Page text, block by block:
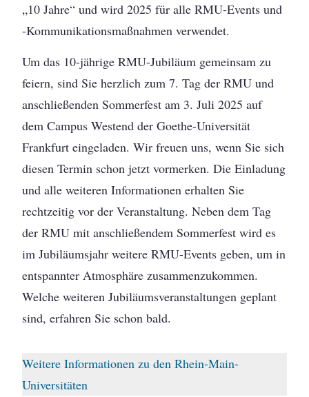
„10 Jahre“ und wird 2025 für alle RMU-Events und
-Kommunikationsmaßnahmen verwendet.
Um das 10-jährige RMU-Jubiläum gemeinsam zu
feiern, sind Sie herzlich zum 7. Tag der RMU und
anschließenden Sommerfest am 3. Juli 2025 auf
dem Campus Westend der Goethe-Universität
Frankfurt eingeladen. Wir freuen uns, wenn Sie sich
diesen Termin schon jetzt vormerken. Die Einladung
und alle weiteren Informationen erhalten Sie
rechtzeitig vor der Veranstaltung. Neben dem Tag
der RMU mit anschließendem Sommerfest wird es
im Jubiläumsjahr weitere RMU-Events geben, um in
entspannter Atmosphäre zusammenzukommen.
Welche weiteren Jubiläumsveranstaltungen geplant
sind, erfahren Sie schon bald.
Weitere Informationen zu den Rhein-Main-
Universitäten